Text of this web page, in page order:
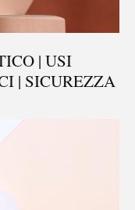
| USI
| SICUREZZA